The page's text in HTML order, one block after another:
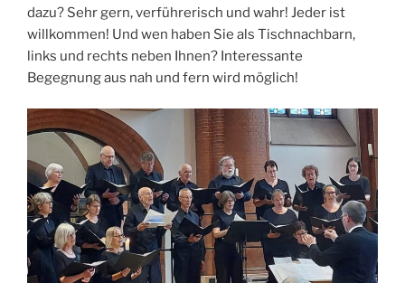
dazu? Sehr gern, verführerisch und wahr! Jeder ist
willkommen! Und wen haben Sie als Tischnachbarn,
links und rechts neben Ihnen? Interessante
Begegnung aus nah und fern wird möglich!